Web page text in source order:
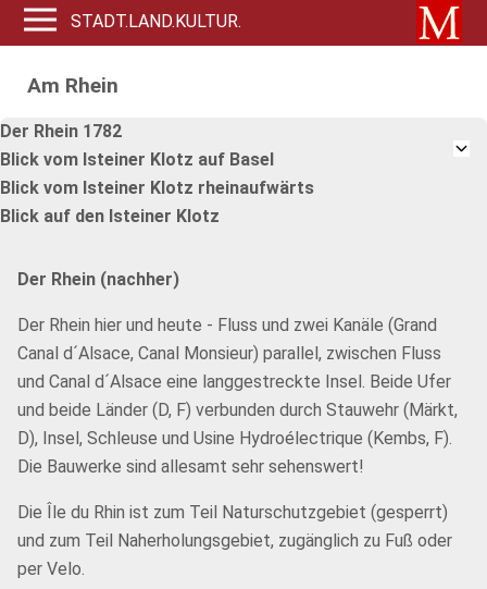
STADT.LAND.KULTUR.
Am Rhein
Der Rhein 1782
Blick vom Isteiner Klotz auf Basel
Blick vom Isteiner Klotz rheinaufwärts
Blick auf den Isteiner Klotz
Der Rhein (nachher)
Der Rhein hier und heute - Fluss und zwei Kanäle (Grand
Canal d´Alsace, Canal Monsieur) parallel, zwischen Fluss
und Canal d´Alsace eine langgestreckte Insel. Beide Ufer
und beide Länder (D, F) verbunden durch Stauwehr (Märkt,
D), Insel, Schleuse und Usine Hydroélectrique (Kembs, F).
Die Bauwerke sind allesamt sehr sehenswert!
Die Île du Rhin ist zum Teil Naturschutzgebiet (gesperrt)
und zum Teil Naherholungsgebiet, zugänglich zu Fuß oder
per Velo.